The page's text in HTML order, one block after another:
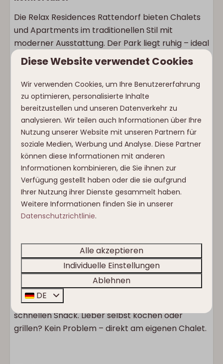
Die Relax Residences Rattendorf bieten Chalets
und Apartments im traditionellen Stil mit
moderner Ausstattung. Der Park liegt ruhig – ideal
für alle, die Komfort und Natur miteinander
📍 Lage & Erreichbarkeit
In der Nähe von Hermagor und der Millennium
Express Gondelbahn, der Fluss Gail ist fußläufig
erreichbar. Dank gut ausgebauter Hauptstraßen
ist die Anreise unkompliziert – ganz ohne
Bergpässe.
🏔️ Zur Umgebung – Für jeden Geschmack
Skifahren, Langlaufen, Wandern, Schwimmen oder
Radfahren – in Kärnten ist alles möglich. Und mit
🍽️ Essen & Trinken – Alles für einen
genussvollen Aufenthalt
Im Park findet ihr das Clofers Café „bei Reiter“ –
für Pizza, regionale Spezialitäten oder einen
schnellen Snack. Lieber selbst kochen oder
grillen? Kein Problem – direkt am eigenen Chalet.
Diese Website verwendet Cookies
Wir verwenden Cookies, um Ihre Benutzererfahrung
zu optimieren, personalisierte Inhalte
bereitzustellen und unseren Datenverkehr zu
analysieren. Wir teilen auch Informationen über Ihre
Nutzung unserer Website mit unseren Partnern für
soziale Medien, Werbung und Analyse. Diese Partner
können diese Informationen mit anderen
Informationen kombinieren, die Sie ihnen zur
Verfügung gestellt haben oder die sie aufgrund
Ihrer Nutzung ihrer Dienste gesammelt haben.
Weitere Informationen finden Sie in unserer
Datenschutzrichtlinie.
Alle akzeptieren
Individuelle Einstellungen
Ablehnen
DE